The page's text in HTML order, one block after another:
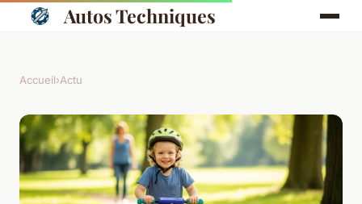
Autos Techniques
Accueil›Actu